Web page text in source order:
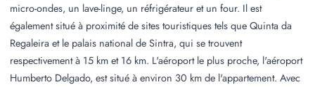
micro-ondes, un lave-linge, un réfrigérateur et un four. Il est
également situé à proximité de sites touristiques tels que Quinta da
Regaleira et le palais national de Sintra, qui se trouvent
respectivement à 15 km et 16 km. L'aéroport le plus proche, l'aéroport
Humberto Delgado, est situé à environ 30 km de l'appartement. Avec